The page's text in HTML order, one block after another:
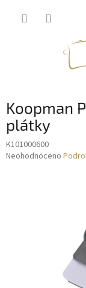
Koopman
plátky
K101000600
Průměrné
Neohodnoceno